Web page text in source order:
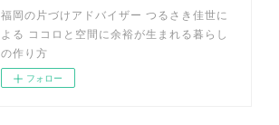
福岡の片づけアドバイザー つるさき佳世に
よる ココロと空間に余裕が生まれる暮らし
の作り方
フォロー